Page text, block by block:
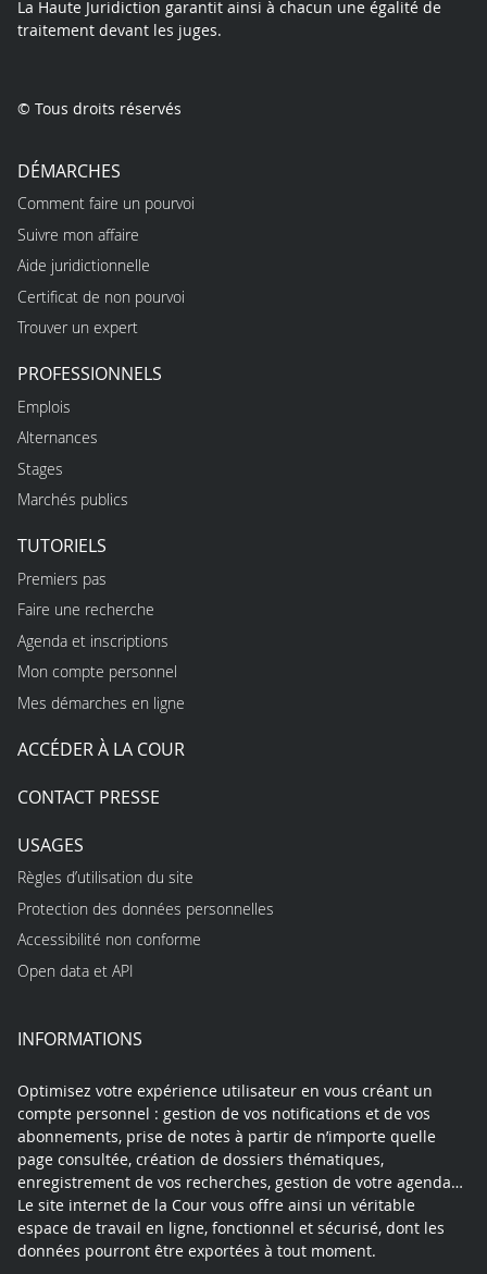
La Haute Juridiction garantit ainsi à chacun une égalité de
traitement devant les juges.
© Tous droits réservés
DÉMARCHES
Comment faire un pourvoi
Suivre mon affaire
Aide juridictionnelle
Certificat de non pourvoi
Trouver un expert
PROFESSIONNELS
Emplois
Alternances
Stages
Marchés publics
TUTORIELS
Premiers pas
Faire une recherche
Agenda et inscriptions
Mon compte personnel
Mes démarches en ligne
ACCÉDER À LA COUR
CONTACT PRESSE
USAGES
Règles d’utilisation du site
Protection des données personnelles
Accessibilité non conforme
Open data et API
INFORMATIONS
Optimisez votre expérience utilisateur en vous créant un
compte personnel : gestion de vos notifications et de vos
abonnements, prise de notes à partir de n’importe quelle
page consultée, création de dossiers thématiques,
enregistrement de vos recherches, gestion de votre agenda…
Le site internet de la Cour vous offre ainsi un véritable
espace de travail en ligne, fonctionnel et sécurisé, dont les
données pourront être exportées à tout moment.